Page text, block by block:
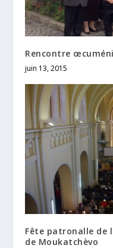
Rencontre
juin 13, 2015
Fête patronalle de
de Moukatchèvo